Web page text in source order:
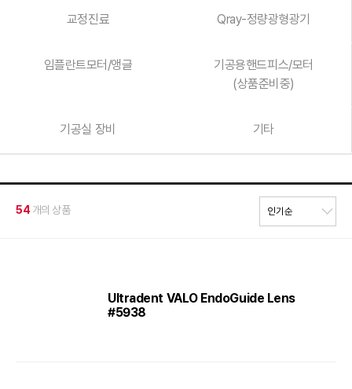
교정진료 Qray-정량광형광기
임플란트모터/앵글
기공용핸드피스/모터
(상품준비중)
기공실 장비 기타
54 개의 상품
Ultradent VALO EndoGuide Lens
#5938